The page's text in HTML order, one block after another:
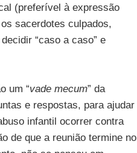
(preferível à expressão
sacerdotes culpados,
“caso a caso” e
um “vade mecum” da
e respostas, para ajudar
infantil ocorrer contra
de que a reunião termine no